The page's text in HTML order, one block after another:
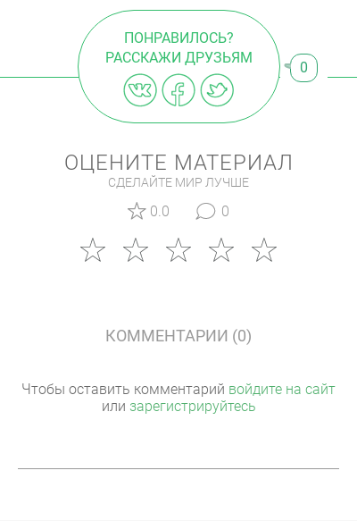
ПОНРАВИЛОСЬ?
РАССКАЖИ ДРУЗЬЯМ
0
ОЦЕНИТЕ МАТЕРИАЛ
СДЕЛАЙТЕ МИР ЛУЧШЕ
0.0 0
КОММЕНТАРИИ (0)
Чтобы оставить комментарий войдите на сайт
или зарегистрируйтесь